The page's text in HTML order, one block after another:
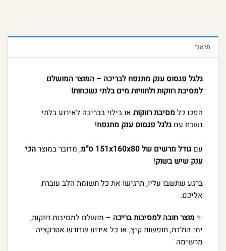
תיאור
גלגל פגסוס ענק מתנפח לבריכה – המוצר המושלם
למסיבת רווקות ולחוויות מים בלתי נשכחות!
הפכו כלמסיבת רווקות או בילוי בבריכה לאירוע בלתי
נשכח עם גלגל פגסוס ענק מתנפח!
עם גודל מרשים של 151x160x80 ס”מ , מדובר במוצרהכי
ענק שיש בשוק!
ברגע שתשבו עליו, תרגישו את כל תשומת הלב עוברת
אליכם.
✨מוצר חובה למסיבות בריכה – מושלם למסיבות רווקות,
ימי הולדת, חופשות קיץ, או כל אירוע שדורש אטרקציה
מרשימה